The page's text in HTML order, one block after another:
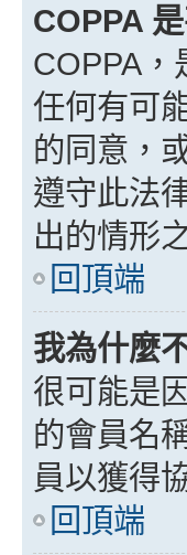
COPPA
COPPA，
任何有可
的同意，
遵守此法
出的情形
回頂端
我為什麼
很可能是
的會員名
員以獲得
回頂端